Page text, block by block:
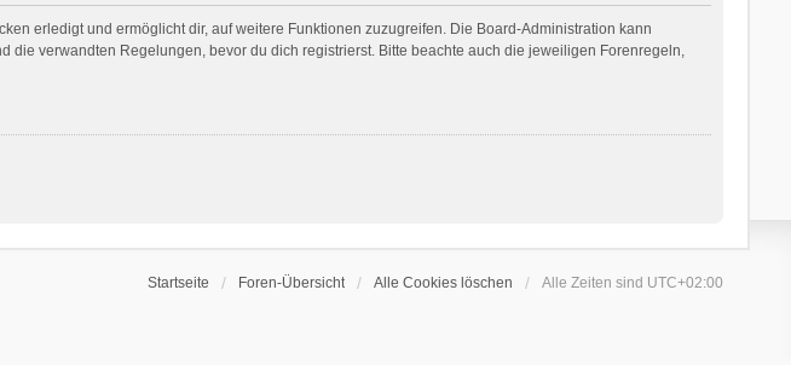
erledigt und ermöglicht dir, auf weitere Funktionen zuzugreifen. Die Board-Administration kann
verwandten Regelungen, bevor du dich registrierst. Bitte beachte auch die jeweiligen Forenregeln,
Startseite Foren-Übersicht Alle Cookies löschen Alle Zeiten sind UTC+02:00